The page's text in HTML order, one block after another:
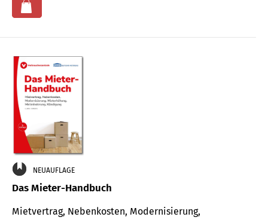
NEUAUFLAGE
Das Mieter-Handbuch
Mietvertrag, Nebenkosten, Modernisierung,